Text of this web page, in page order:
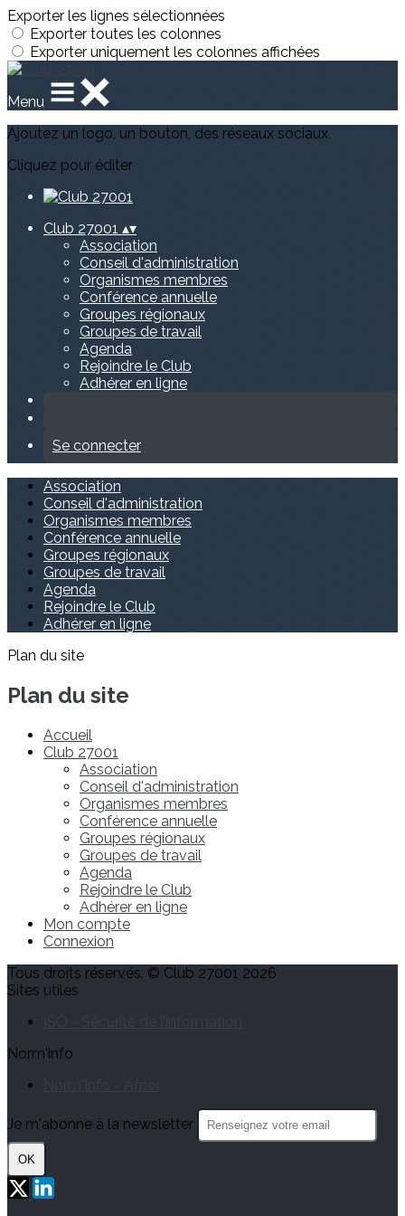
Exporter les lignes sélectionnées
Exporter toutes les colonnes
Exporter uniquement les colonnes affichées
Menu
Ajoutez un logo, un bouton, des réseaux sociaux
Cliquez pour éditer
Club 27001 ▴▾
Association
Conseil d'administration
Organismes membres
Conférence annuelle
Groupes régionaux
Groupes de travail
Agenda
Rejoindre le Club
Adhérer en ligne
Se connecter
Association
Conseil d'administration
Organismes membres
Conférence annuelle
Groupes régionaux
Groupes de travail
Agenda
Rejoindre le Club
Adhérer en ligne
Plan du site
Plan du site
Accueil
Club 27001
Association
Conseil d'administration
Organismes membres
Conférence annuelle
Groupes régionaux
Groupes de travail
Agenda
Rejoindre le Club
Adhérer en ligne
Mon compte
Connexion
Tous droits réservés. © Club 27001 2026
Sites utiles
Norm'info
Je m'abonne à la newsletter
OK